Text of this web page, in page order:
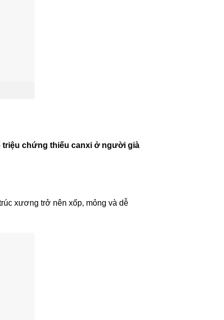
triệu chứng thiếu canxiở người già
xương trở nên xốp, mỏng và dễ